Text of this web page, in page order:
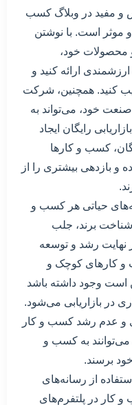
و مفید در وبلاگ کسب
و موثر است. با نوشتن
محصولات خود،
ارائه کنید و
کنید. همچنین، شرکت
خود، می‌تواند به
رایگان ایجاد
کسب و کارها
و بازدهی بیشتری را از
حیاتی هر کسب و
برند، جلب
نهایت رشد و توسعه
کارهای کوچک و
وجود داشته باشد
در بازاریابی می‌شود.
و عدم رشد کسب و کار
می‌توانند به کسب و
برسند.
از رسانه‌های
کار در پلتفرم‌های